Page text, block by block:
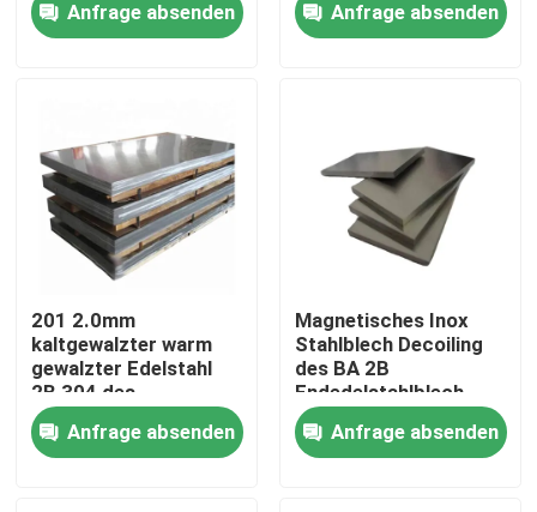
Produkte
Videos
Über uns
Werksbesichtigung
Qualitätskontrolle
Anfrage absenden
Anfrage absenden
201 2.0mm
kaltgewalzter warm
gewalzter Edelstahl
2B 304 des
Edelstahlblech-JIS
Anfrage absenden
Magnetisches Inox
Stahlblech Decoiling
des BA 2B
Endedelstahlblech-
410 430
Anfrage absenden